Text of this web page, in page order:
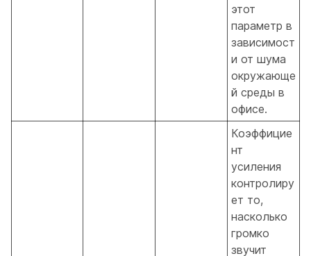
этот
параметр в
зависимост
и от шума
окружающе
й среды в
офисе.
Коэффицие
нт
усиления
контролиру
ет то,
насколько
громко
звучит